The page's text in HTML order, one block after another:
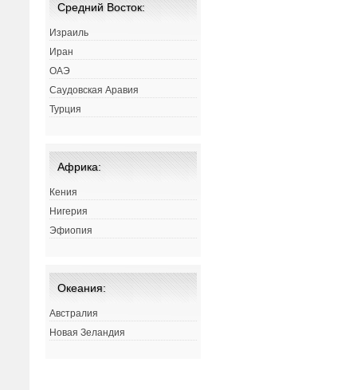
Средний Восток:
Израиль
Иран
ОАЭ
Саудовская Аравия
Турция
Африка:
Кения
Нигерия
Эфиопия
Океания:
Австралия
Новая Зеландия